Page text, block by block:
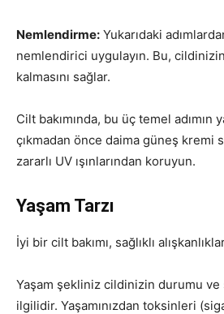
Nemlendirme: Yukarıdaki
nemlendirici uygulayın. Bu,
kalmasını sağlar.
Cilt bakımında, bu üç temel adımın
çıkmadan önce daima güneş kremi
zararlı UV ışınlarından koruyun.
Yaşam Tarzı
İyi bir cilt bakımı, sağlıklı
Yaşam şekliniz cildinizin durumu ve
ilgilidir. Yaşamınızdan toksinleri